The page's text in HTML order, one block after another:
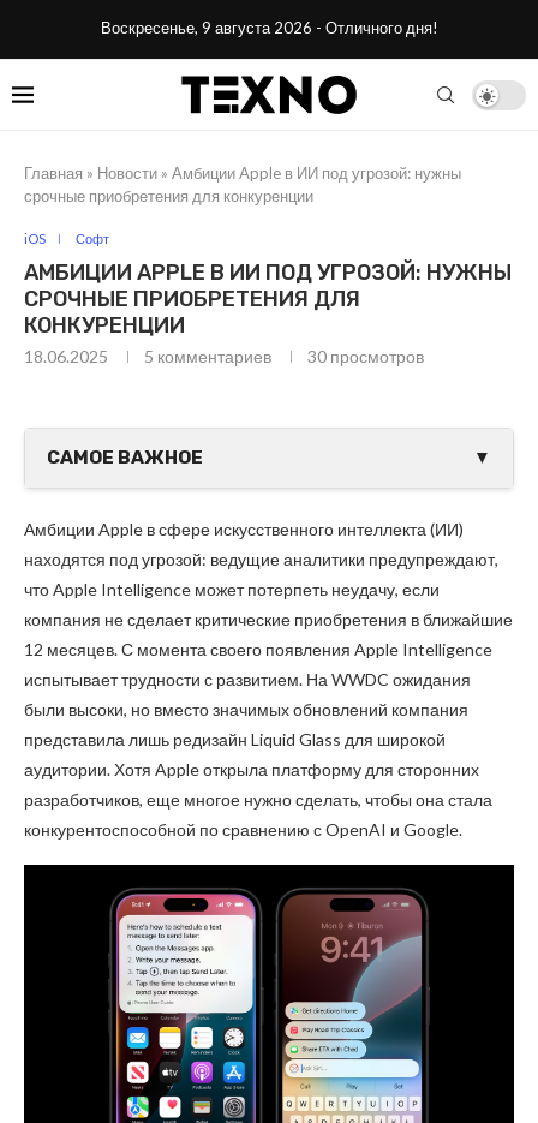
Воскресенье, 9 августа 2026 - Отличного дня!
Главная » Новости » Амбиции Apple в ИИ под угрозой: нужны
срочные приобретения для конкуренции
iOS Софт
АМБИЦИИ APPLE В ИИ ПОД УГРОЗОЙ: НУЖНЫ
СРОЧНЫЕ ПРИОБРЕТЕНИЯ ДЛЯ
КОНКУРЕНЦИИ
18.06.2025 5 комментариев 30 просмотров
САМОЕ ВАЖНОЕ ▼
Амбиции Apple в сфере искусственного интеллекта (ИИ)
находятся под угрозой: ведущие аналитики предупреждают,
что Apple Intelligence может потерпеть неудачу, если
компания не сделает критические приобретения в ближайшие
12 месяцев. С момента своего появления Apple Intelligence
испытывает трудности с развитием. На WWDC ожидания
были высоки, но вместо значимых обновлений компания
представила лишь редизайн Liquid Glass для широкой
аудитории. Хотя Apple открыла платформу для сторонних
разработчиков, еще многое нужно сделать, чтобы она стала
конкурентоспособной по сравнению с OpenAI и Google.